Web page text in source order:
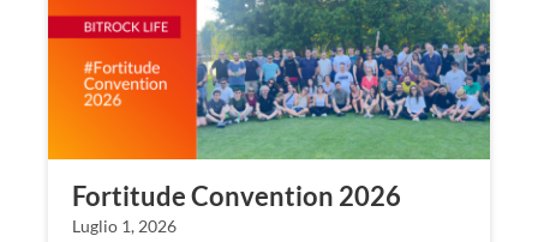
Fortitude Convention 2026
Luglio 1, 2026